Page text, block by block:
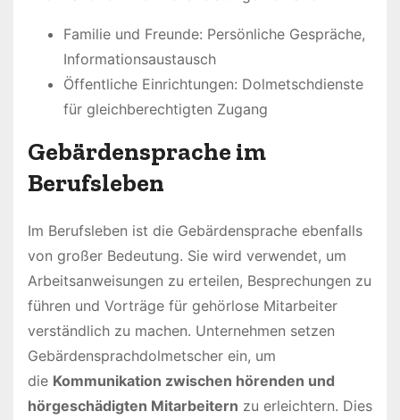
Familie und Freunde: Persönliche Gespräche,
Informationsaustausch
Öffentliche Einrichtungen: Dolmetschdienste
für gleichberechtigten Zugang
Gebärdensprache im
Berufsleben
Im Berufsleben ist die Gebärdensprache ebenfalls
von großer Bedeutung. Sie wird verwendet, um
Arbeitsanweisungen zu erteilen, Besprechungen zu
führen und Vorträge für gehörlose Mitarbeiter
verständlich zu machen. Unternehmen setzen
Gebärdensprachdolmetscher ein, um
die Kommunikation zwischen hörenden und
hörgeschädigten Mitarbeitern zu erleichtern. Dies